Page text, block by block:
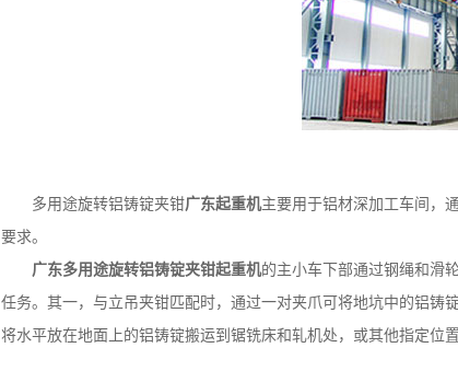
多用途旋转铝铸锭夹钳广东起重机主要用于铝材深加工车间，
要求。
广东多用途旋转铝铸锭夹钳起重机的主小车下部通过钢绳和滑
任务。其一，与立吊夹钳匹配时，通过一对夹爪可将地坑中的铝铸
将水平放在地面上的铝铸锭搬运到锯铣床和轧机处，或其他指定位